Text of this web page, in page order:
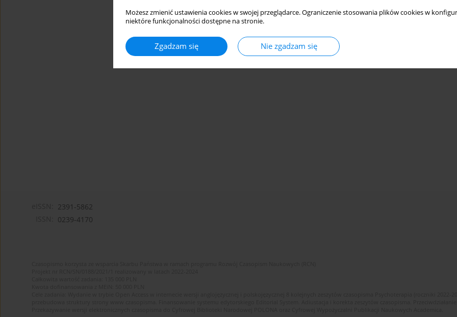
Możesz zmienić ustawienia cookies w swojej przeglądarce. Ograniczenie stosowania plików cookies w
niektóre funkcjonalności dostępne na stronie.
Zgadzam się Nie zgadzam się
2391-5862
0239-4170